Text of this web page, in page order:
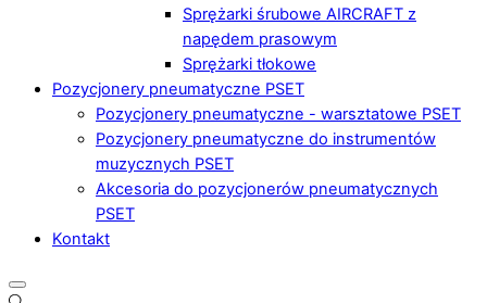
Sprężarki śrubowe AIRCRAFT z
napędem prasowym
Sprężarki tłokowe
Pozycjonery pneumatyczne PSET
Pozycjonery pneumatyczne - warsztatowe PSET
Pozycjonery pneumatyczne do instrumentów
muzycznych PSET
Akcesoria do pozycjonerów pneumatycznych
PSET
Kontakt